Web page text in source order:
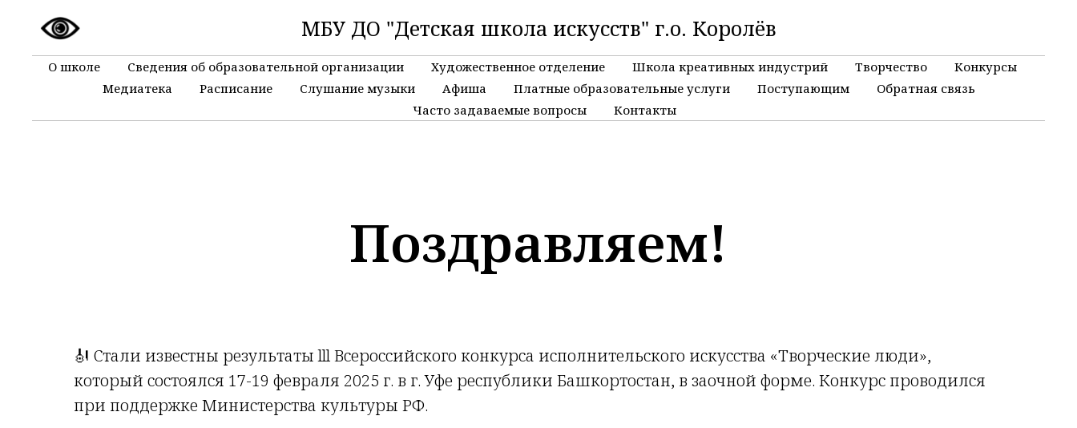
МБУ ДО "Детская школа искусств" г.о. Королёв
О школе Сведения об образовательной организации Художественное отделение Школа креативных индустрий Творчество
Конкурсы
Медиатека
Расписание Слушание музыки Афиша Платные образовательные услуги Поступающим
Обратная связь
Часто задаваемые вопросы
Контакты
Поздравляем!
🎻 Стали известны результаты lll Всероссийского конкурса исполнительского искусства «Творческие люди»,
который состоялся 17-19 февраля 2025 г. в г. Уфе республики Башкортостан, в заочной форме. Конкурс проводился
при поддержке Министерства культуры РФ.